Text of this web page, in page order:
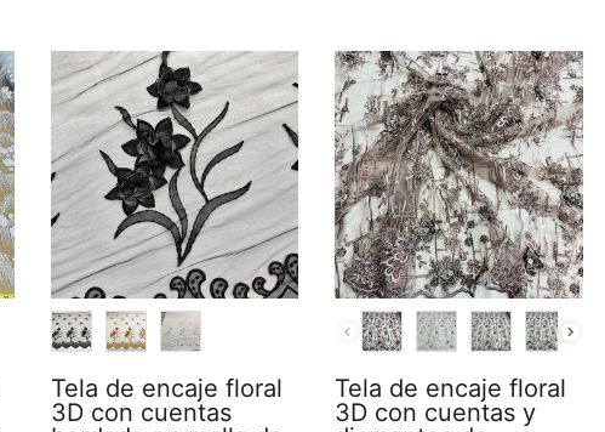
COLOR
Tela de encaje floral
3D con cuentas
COLOR
Tela de encaje floral
3D con cuentas y